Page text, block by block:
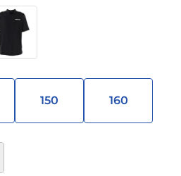
150 160